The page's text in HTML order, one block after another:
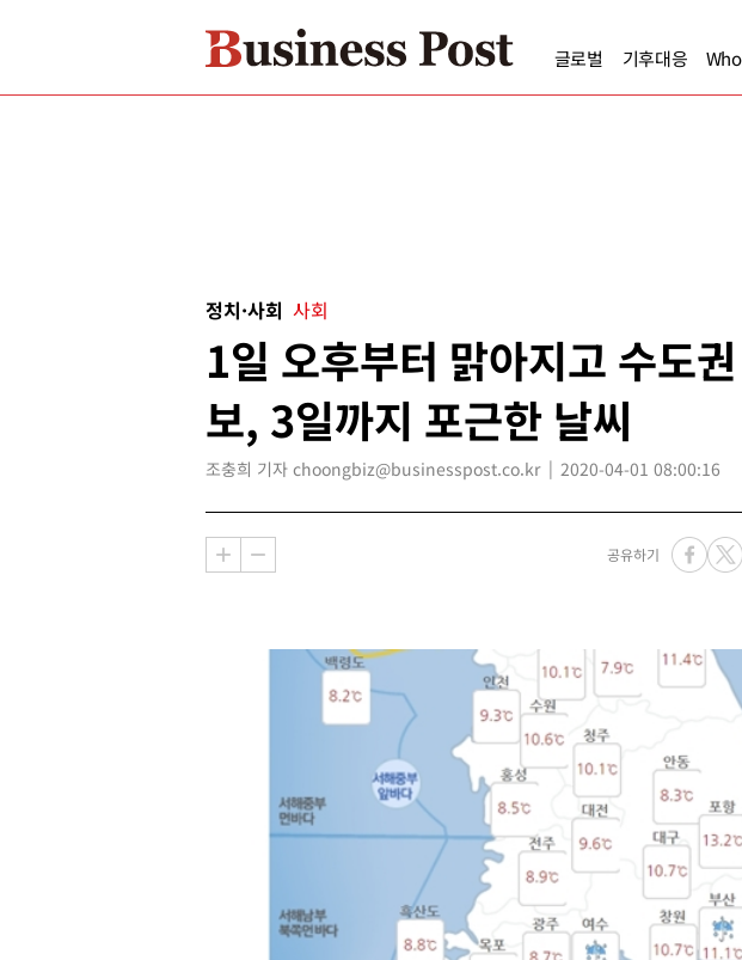
글로벌 기후대응
정치·사회 사회
1일 오후부터 맑아지고 수도
보, 3일까지 포근한 날씨
조충희 기자 choongbiz@businesspost.co.kr 2020-04-01 08:00:16
공유하기